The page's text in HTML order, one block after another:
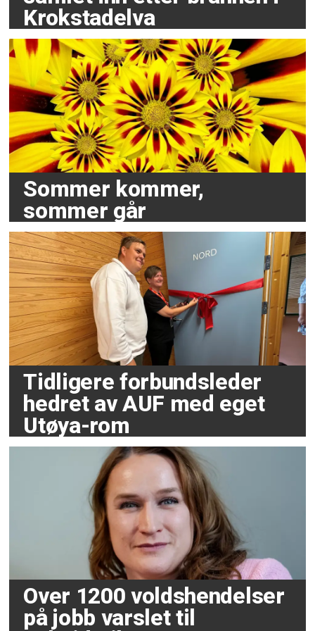
Krokstadelva
Sommer kommer,
sommer går
Tidligere forbundsleder
hedret av AUF med eget
Utøya-rom
Over 1200 voldshendelser
på jobb varslet til